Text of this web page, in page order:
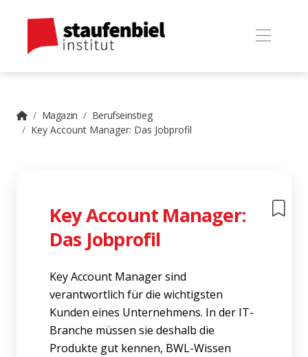
Magazin
Berufseinstieg
Key Account Manager: Das Jobprofil
Key Account Manager:
Das Jobprofil
Key Account Manager sind
verantwortlich für die wichtigsten
Kunden eines Unternehmens. In der IT-
Branche müssen sie deshalb die
Produkte gut kennen, BWL-Wissen